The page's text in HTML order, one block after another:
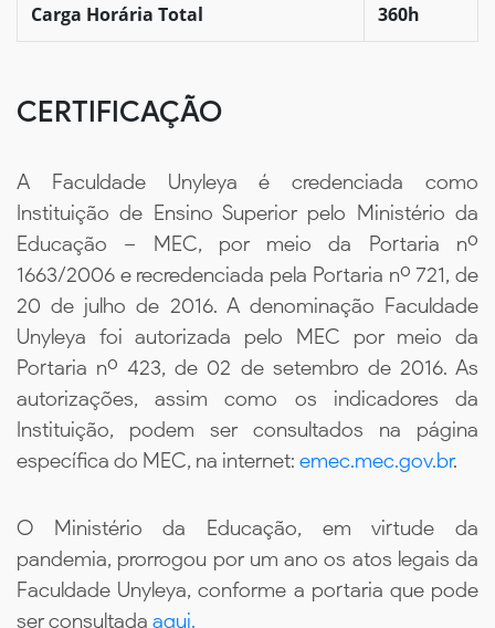
Carga Horária Total 360h
CERTIFICAÇÃO
A Faculdade Unyleya é credenciada como
Instituição de Ensino Superior pelo Ministério da
Educação – MEC, por meio da Portaria nº
1663/2006 e recredenciada pela Portaria nº 721, de
20 de julho de 2016. A denominação Faculdade
Unyleya foi autorizada pelo MEC por meio da
Portaria nº 423, de 02 de setembro de 2016. As
autorizações, assim como os indicadores da
Instituição, podem ser consultados na página
específica do MEC, na internet: emec.mec.gov.br.
O Ministério da Educação, em virtude da
pandemia, prorrogou por um ano os atos legais da
Faculdade Unyleya, conforme a portaria que pode
ser consultada aqui.